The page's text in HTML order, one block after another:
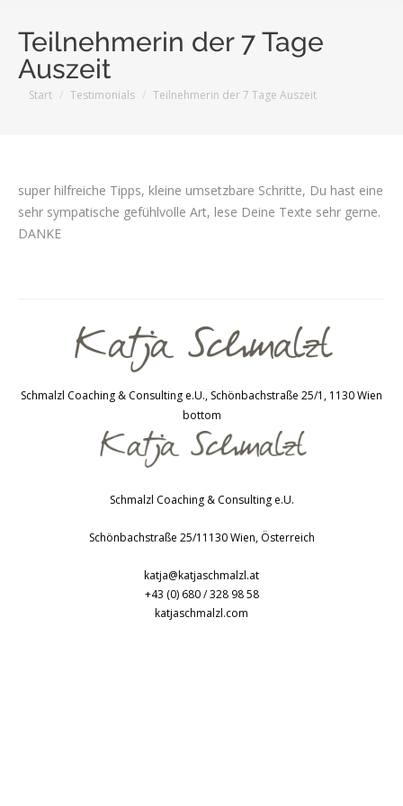
Teilnehmerin der 7 Tage
Auszeit
Sie befinden sich hier:
Start Testimonials Teilnehmerin der 7 Tage Auszeit
super hilfreiche Tipps, kleine umsetzbare Schritte, Du hast eine
sehr sympatische gefühlvolle Art, lese Deine Texte sehr gerne.
DANKE
Schmalzl Coaching & Consulting e.U., Schönbachstraße 25/1, 1130 Wien
bottom
Schmalzl Coaching & Consulting e.U.
Schönbachstraße 25/1 1130 Wien, Österreich
katja@katjaschmalzl.at
+43 (0) 680 / 328 98 58
katjaschmalzl.com